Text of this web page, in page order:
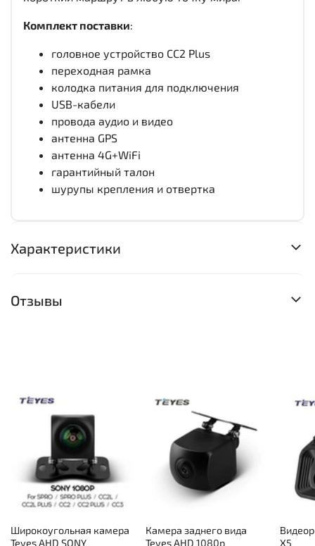
Комплект поставки:
головное устройство CC2 Plus
переходная рамка
колодка питания для подключения
USB-кабели
провода аудио и видео
антенна GPS
антенна 4G+WiFi
гарантийный талон
шурупы крепления и отвертка
Характеристики
Отзывы
Широкоугольная камера
Teyes AHD SONY
Камера заднего вида
Teyes AHD 1080p
X5